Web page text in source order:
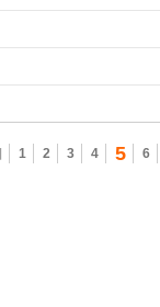
1 2 3 4 5 6